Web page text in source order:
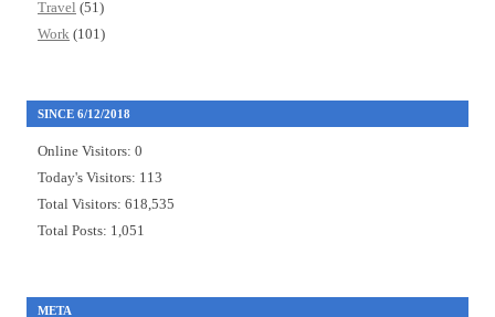
Travel (51)
Work (101)
SINCE 6/12/2018
Online Visitors: 0
Today's Visitors: 113
Total Visitors: 618,535
Total Posts: 1,051
META